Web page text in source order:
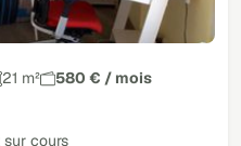
21 m²
580 € / mois
cours